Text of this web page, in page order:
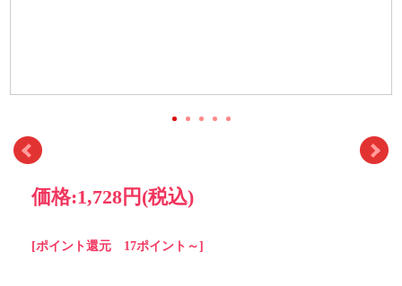
価格:1,728円 (税込)
[ポイント還元 17ポイント～]